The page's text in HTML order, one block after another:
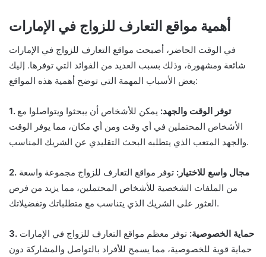
أهمية مواقع التعارف للزواج في الإمارات
في الوقت الحاضر، أصبحت مواقع التعارف للزواج في الإمارات
شائعة ومشهورة، وذلك بسبب العديد من الفوائد التي توفرها. إليك
بعض الأسباب المهمة التي توضح أهمية هذه المواقع:
1. توفر الوقت والجهد: يمكن للأشخاص أن يبحثوا ويتواصلوا مع
الأشخاص المحتملين في أي وقت ومن أي مكان، مما يوفر الوقت
والجهد المتعب الذي يتطلبه البحث التقليدي عن الشريك المناسب.
2. مجال واسع للاختيار: توفر مواقع التعارف للزواج مجموعة واسعة
من الملفات الشخصية للأشخاص المحتملين، مما يزيد من فرص
العثور على الشريك الذي يتناسب مع متطلباتك وتفضيلاتك.
3. حماية الخصوصية: توفر معظم مواقع التعارف للزواج في الإمارات
حماية قوية للخصوصية، مما يسمح للأفراد بالتواصل والمشاركة دون